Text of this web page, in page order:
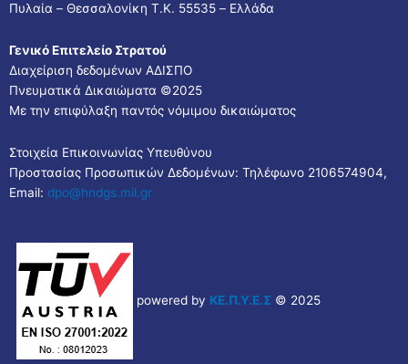
Πυλαία – Θεσσαλονίκη Τ.Κ. 55535 – Ελλάδα
Γενικό Επιτελείο Στρατού
Διαχείριση δεδομένων ΑΔΙΣΠΟ
Πνευματικά Δικαιώματα ©2025
Με την επιφύλαξη παντός νόμιμου δικαιώματος
Στοιχεία Επικοινωνίας Υπευθύνου
Προστασίας Προσωπικών Δεδομένων: Τηλέφωνο 2106574904,
Email: dpo@hndgs.mil.gr
powered by ΚΕ.Π.Υ.Ε.Σ © 2025